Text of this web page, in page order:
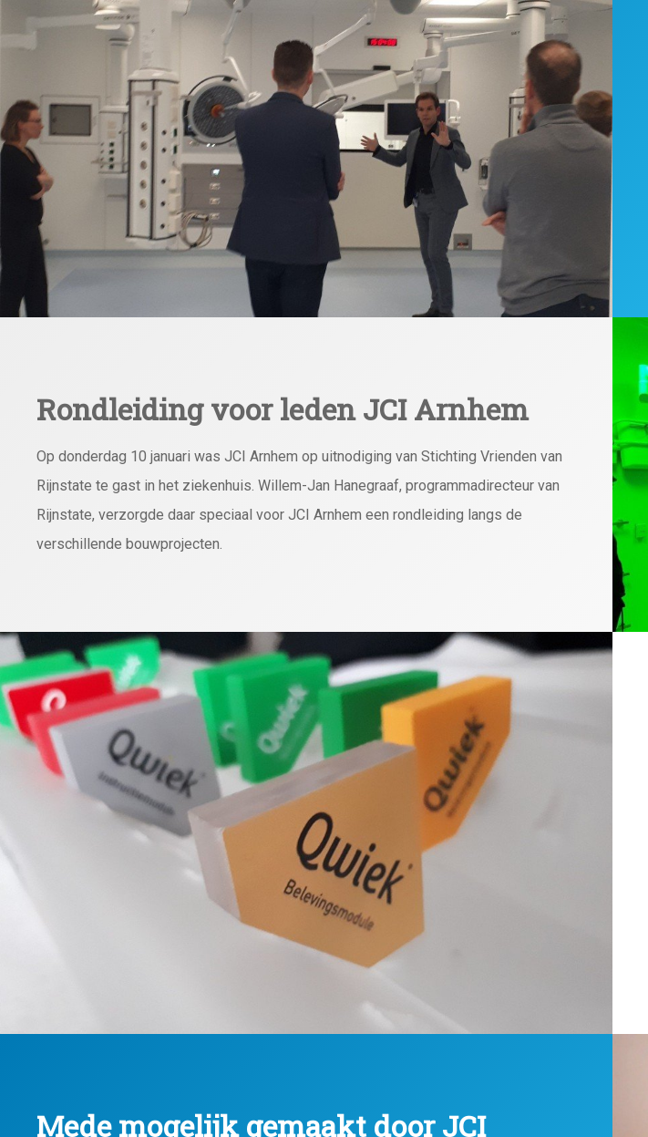
Rondleiding voor leden JCI Arnhem
Op donderdag 10 januari was JCI Arnhem op uitnodiging van Stichting Vrienden van
Rijnstate te gast in het ziekenhuis. Willem-Jan Hanegraaf, programmadirecteur van
Rijnstate, verzorgde daar speciaal voor JCI Arnhem een rondleiding langs de
verschillende bouwprojecten.
Mede mogelijk gemaakt door JCI